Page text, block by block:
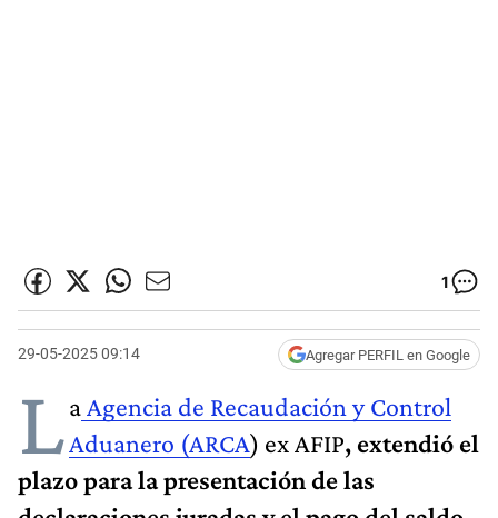
1
29-05-2025 09:14 Agregar PERFIL en Google
La Agencia de Recaudación y Control
Aduanero (ARCA) ex AFIP, extendió el
plazo para la presentación de las